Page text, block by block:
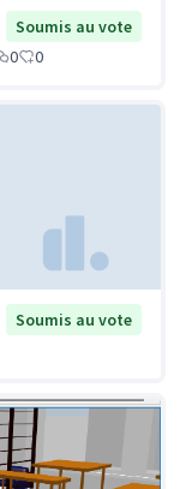
Soumis au vote
0 0
Soumis au vote